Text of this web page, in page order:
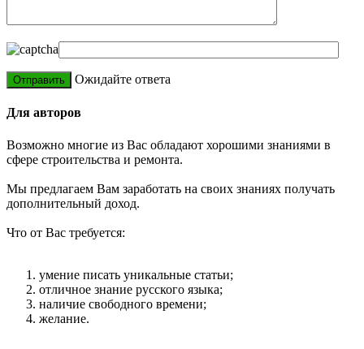
Ожидайте ответа
Для авторов
Возможно многие из Вас обладают хорошими знаниями в
сфере строительства и ремонта.
Мы предлагаем Вам заработать на своих знаниях получать
дополнительный доход.
Что от Вас требуется:
умение писать уникальные статьи;
отличное знание русского языка;
наличие свободного времени;
желание.